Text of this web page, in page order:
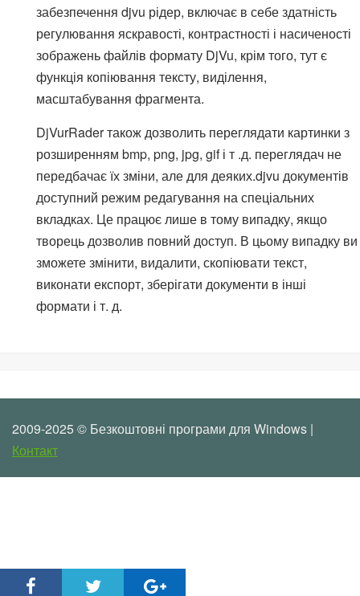
забезпечення djvu рідер, включає в себе здатність
регулювання яскравості, контрастності і насиченості
зображень файлів формату DjVu, крім того, тут є
функція копіювання тексту, виділення,
масштабування фрагмента.
DjVurRader також дозволить переглядати картинки з
розширенням bmp, png, jpg, gif і т .д. переглядач не
передбачає їх зміни, але для деяких.djvu документів
доступний режим редагування на спеціальних
вкладках. Це працює лише в тому випадку, якщо
творець дозволив повний доступ. В цьому випадку ви
зможете змінити, видалити, скопіювати текст,
виконати експорт, зберігати документи в інші
формати і т. д.
2009-2025 © Безкоштовні програми для Windows |
Контакт